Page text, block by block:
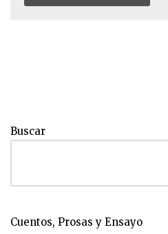
Buscar
Cuentos, Prosas y Ensayo